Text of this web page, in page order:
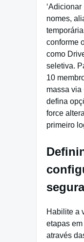
nomes,
conforme
como
seletiva.
10
massa via
defina
force
primeiro
Habilite a
etapas
através